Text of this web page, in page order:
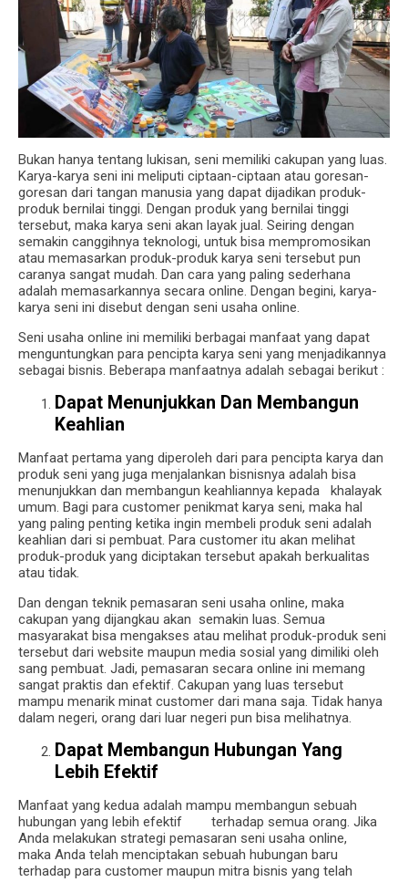
Bukan hanya tentang lukisan, seni memiliki cakupan yang luas.
Karya-karya seni ini meliputi ciptaan-ciptaan atau goresan-
goresan dari tangan manusia yang dapat dijadikan produk-
produk bernilai tinggi. Dengan produk yang bernilai tinggi
tersebut, maka karya seni akan layak jual. Seiring dengan
semakin canggihnya teknologi, untuk bisa mempromosikan
atau memasarkan produk-produk karya seni tersebut pun
caranya sangat mudah. Dan cara yang paling sederhana
adalah memasarkannya secara online. Dengan begini, karya-
karya seni ini disebut dengan seni usaha online.
Seni usaha online ini memiliki berbagai manfaat yang dapat
menguntungkan para pencipta karya seni yang menjadikannya
sebagai bisnis. Beberapa manfaatnya adalah sebagai berikut :
Dapat Menunjukkan Dan Membangun
Keahlian
Manfaat pertama yang diperoleh dari para pencipta karya dan
produk seni yang juga menjalankan bisnisnya adalah bisa
menunjukkan dan membangun keahliannya kepada khalayak
umum. Bagi para customer penikmat karya seni, maka hal
yang paling penting ketika ingin membeli produk seni adalah
keahlian dari si pembuat. Para customer itu akan melihat
produk-produk yang diciptakan tersebut apakah berkualitas
atau tidak.
Dan dengan teknik pemasaran seni usaha online, maka
cakupan yang dijangkau akan semakin luas. Semua
masyarakat bisa mengakses atau melihat produk-produk seni
tersebut dari website maupun media sosial yang dimiliki oleh
sang pembuat. Jadi, pemasaran secara online ini memang
sangat praktis dan efektif. Cakupan yang luas tersebut
mampu menarik minat customer dari mana saja. Tidak hanya
dalam negeri, orang dari luar negeri pun bisa melihatnya.
Dapat Membangun Hubungan Yang
Lebih Efektif
Manfaat yang kedua adalah mampu membangun sebuah
hubungan yang lebih efektif terhadap semua orang. Jika
Anda melakukan strategi pemasaran seni usaha online,
maka Anda telah menciptakan sebuah hubungan baru
terhadap para customer maupun mitra bisnis yang telah